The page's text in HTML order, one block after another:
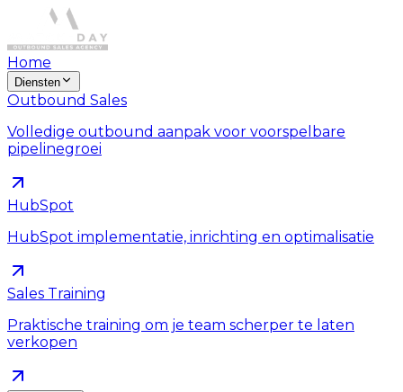
Home
Diensten
Outbound Sales
Volledige outbound aanpak voor voorspelbare
pipelinegroei
HubSpot
HubSpot implementatie, inrichting en optimalisatie
Sales Training
Praktische training om je team scherper te laten
verkopen